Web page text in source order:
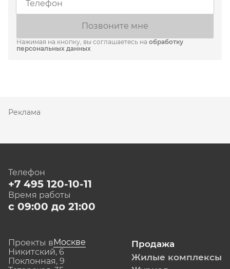
Позвоните мне
Нажимая на кнопку, вы соглашаетесь на обработку
персональных данных
Реклама
Телефон
+7 495 120-10-11
Время работы
с 09:00 до 21:00
Проекты вМоскве
Никитский, 6
Поклонная, 9
Продажа
Жилые комплексы